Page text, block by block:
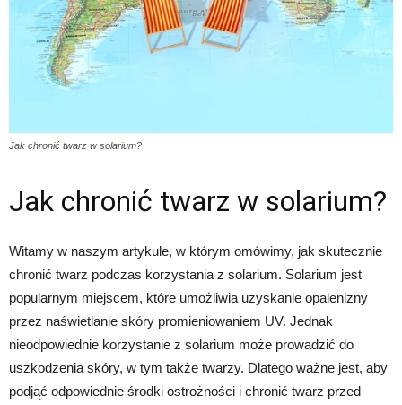
Jak chronić twarz w solarium?
Jak chronić twarz w solarium?
Witamy w naszym artykule, w którym omówimy, jak skutecznie
chronić twarz podczas korzystania z solarium. Solarium jest
popularnym miejscem, które umożliwia uzyskanie opalenizny
przez naświetlanie skóry promieniowaniem UV. Jednak
nieodpowiednie korzystanie z solarium może prowadzić do
uszkodzenia skóry, w tym także twarzy. Dlatego ważne jest, aby
podjąć odpowiednie środki ostrożności i chronić twarz przed